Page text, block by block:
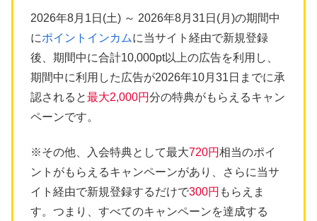
2026年8月1日(土) ～ 2026年8月31日(月)の期間中
にポイントインカムに当サイト経由で新規登録
後、期間中に合計10,000pt以上の広告を利用し、
期間中に利用した広告が2026年10月31日までに承
認されると最大2,000円分の特典がもらえるキャン
ペーンです。
※その他、入会特典として最大720円相当のポイ
ントがもらえるキャンペーンがあり、さらに当サ
イト経由で新規登録するだけで300円 もらえま
す。つまり、すべてのキャンペーンを達成する